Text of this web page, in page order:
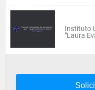
Instituto
"Laura